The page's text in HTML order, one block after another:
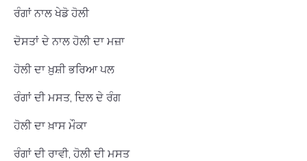
ਰੰਗਾਂ ਨਾਲ ਖੇਡੋ ਹੋਲੀ
ਦੋਸਤਾਂ ਦੇ ਨਾਲ ਹੋਲੀ ਦਾ ਮਜ਼ਾ
ਹੋਲੀ ਦਾ ਖ਼ੁਸ਼ੀ ਭਰਿਆ ਪਲ
ਰੰਗਾਂ ਦੀ ਮਸਤ, ਦਿਲ ਦੇ ਰੰਗ
ਹੋਲੀ ਦਾ ਖ਼ਾਸ ਮੌਕਾ
ਰੰਗਾਂ ਦੀ ਰਾਵੀ, ਹੋਲੀ ਦੀ ਮਸਤ